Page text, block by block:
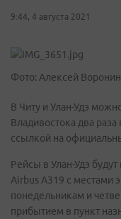
9:44, 4 августа 2021
Фото: Алексей
В Читу и Улан-Удэ
Владивостока два
ссылкой на
Рейсы в Улан-Удэ
Airbus А319 с местами
понедельникам и
прибытием в пункт